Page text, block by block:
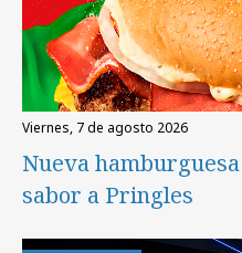
viernes, 7 de agosto 2026
Nueva
sabor a Pringles